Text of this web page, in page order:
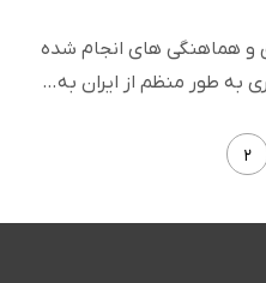
و هماهنگی های انجام شده
به طور منظم از ایران به…
۲